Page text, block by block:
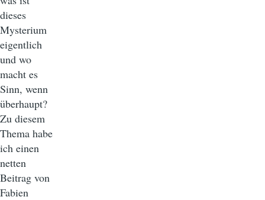
dieses
Mysterium
eigentlich
und wo
macht es
Sinn, wenn
überhaupt?
Zu diesem
Thema habe
ich einen
netten
Beitrag von
Fabien